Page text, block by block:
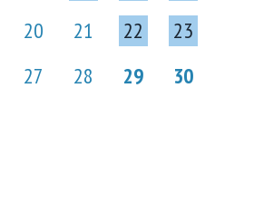
20 21 22
23
27 28 29
30